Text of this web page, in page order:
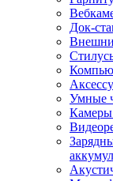
Док-
Умные
Камеры